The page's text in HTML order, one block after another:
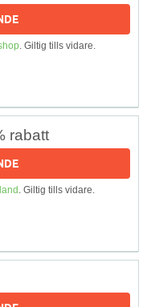
. Giltig tills vidare.
rabatt
. Giltig tills vidare.